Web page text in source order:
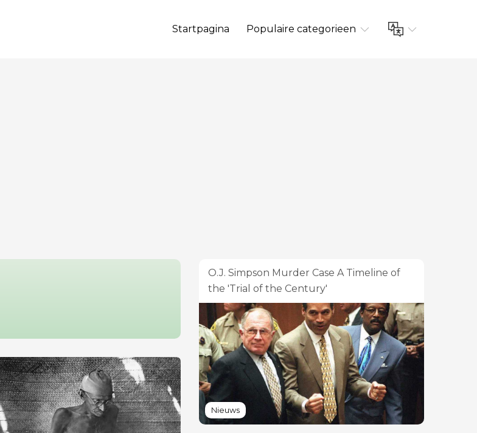
Startpagina Populaire categorieen
O.J. Simpson Murder Case A Timeline of
the 'Trial of the Century'
Nieuws